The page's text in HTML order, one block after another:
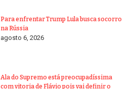
Para enfrentar Trump Lula busca socorro
na Rússia
agosto 6, 2026
Ala do Supremo está preocupadíssima
com vitoria de Flávio pois vai definir o